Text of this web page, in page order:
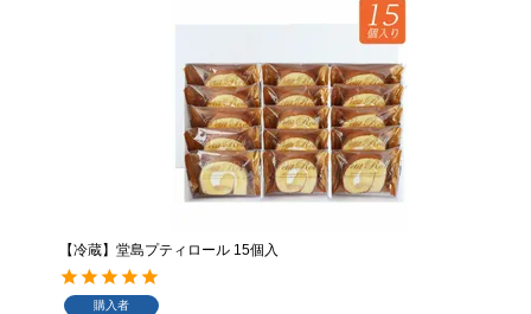
【冷蔵】堂島プティロール 15個入
購入者